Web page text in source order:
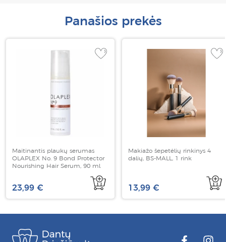
Panašios prekės
Maitinantis plaukų serumas
OLAPLEX No. 9 Bond Protector
Nourishing Hair Serum, 90 ml
23,99 €
Makiažo šepetėlių rinkinys 4
dalių, BS-MALL, 1 rink
13,99 €